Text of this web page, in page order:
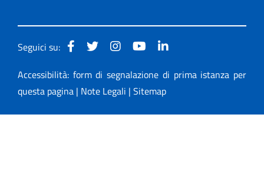
Seguici su:
Accessibilità: form di segnalazione di prima istanza per
questa pagina | Note Legali | Sitemap